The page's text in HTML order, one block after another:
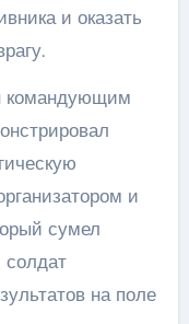
и оказать
командующим
и
сумел
солдат
на поле